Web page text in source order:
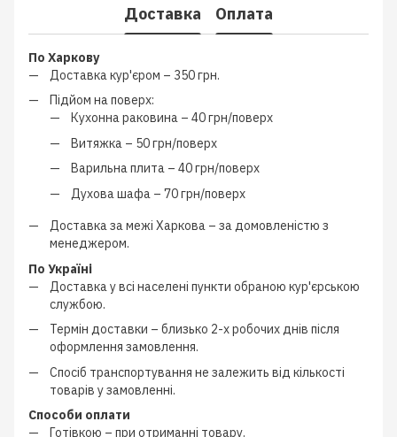
Доставка Оплата
По Харкову
Доставка кур'єром – 350 грн.
Підйом на поверх:
Кухонна раковина – 40 грн/поверх
Витяжка – 50 грн/поверх
Варильна плита – 40 грн/поверх
Духова шафа – 70 грн/поверх
Доставка за межі Харкова – за домовленістю з
менеджером.
По Україні
Доставка у всі населені пункти обраною кур'єрською
службою.
Термін доставки – близько 2-х робочих днів після
оформлення замовлення.
Спосіб транспортування не залежить від кількості
товарів у замовленні.
Способи оплати
Готівкою – при отриманні товару.